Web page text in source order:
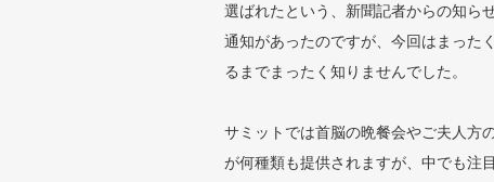
選ばれたという、新聞記者からの知ら
通知があったのですが、今回はまった
るまでまったく知りませんでした。
サミットでは首脳の晩餐会やご夫人方
が何種類も提供されますが、中でも注